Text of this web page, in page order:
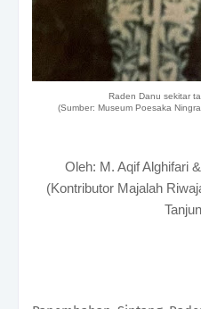
Raden Danu sekitar
(Sumber: Museum Poesaka
Oleh: M. Aqif Alghifari
(Kontributor Majalah